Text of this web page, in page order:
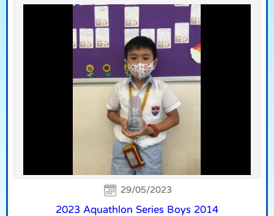
29/05/2023
2023 Aquathlon Series Boys 2014